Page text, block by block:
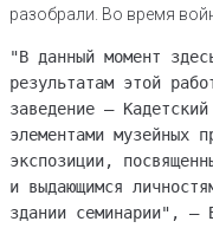
разобрали. Во время
"В данный момент
результатам этой
заведение —
элементами музейных
экспозиции,
и выдающимся
здании семинарии", —